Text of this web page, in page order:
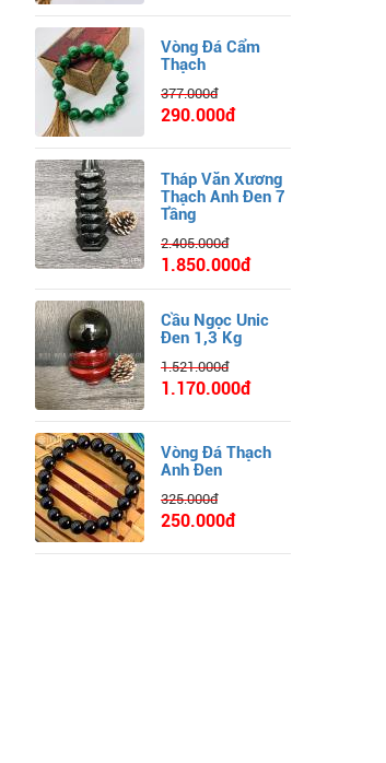
Vòng Đá Cẩm
Thạch
377.000đ
290.000đ
Tháp Văn Xương
Thạch Anh Đen 7
Tầng
2.405.000đ
1.850.000đ
Cầu Ngọc Unic
Đen 1,3 Kg
1.521.000đ
1.170.000đ
Vòng Đá Thạch
Anh Đen
325.000đ
250.000đ